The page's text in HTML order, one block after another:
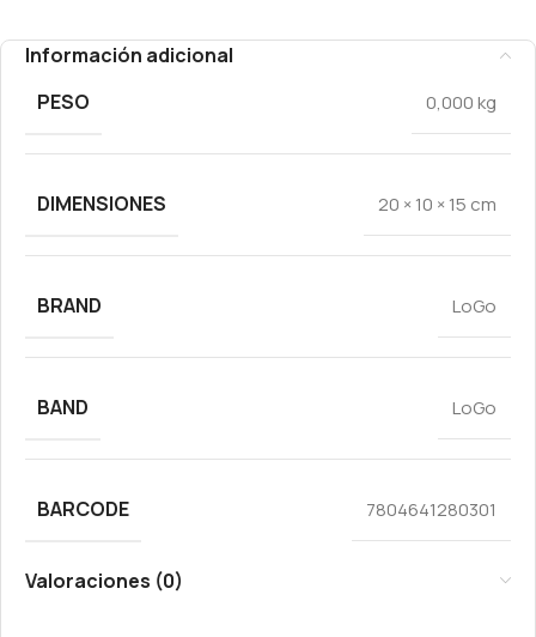
Información adicional
PESO
0,000 kg
DIMENSIONES 20 × 10 × 15 cm
BRAND LoGo
BAND LoGo
BARCODE 7804641280301
Valoraciones (0)